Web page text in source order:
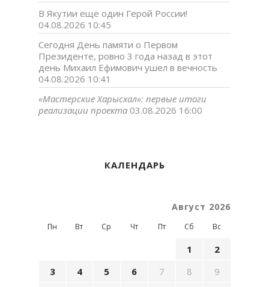
В Якутии еще один Герой России!
04.08.2026 10:45
Сегодня День памяти о Первом
Президенте, ровно 3 года назад в этот
день Михаил Ефимович ушел в вечность
04.08.2026 10:41
«Мастерские Харысхал»: первые итоги
реализации проекта 03.08.2026 16:00
КАЛЕНДАРЬ
Август 2026
Пн Вт Ср Чт Пт Сб Вс
1
2
3
4 5 6 7 8
9